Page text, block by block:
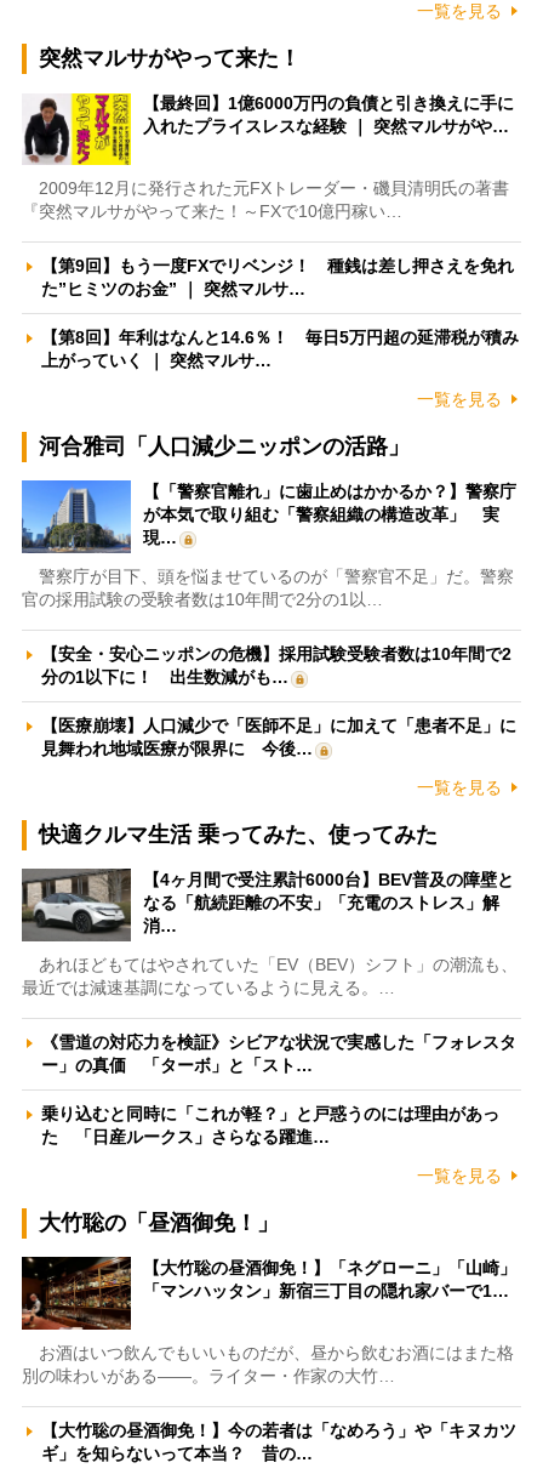
一覧を見る
突然マルサがやって来た！
【最終回】1億6000万円の負債と引き換えに手に
入れたプライスレスな経験 ｜ 突然マルサがや…
2009年12月に発行された元FXトレーダー・磯貝清明氏の著書
『突然マルサがやって来た！～FXで10億円稼い…
【第9回】もう一度FXでリベンジ！ 種銭は差し押さえを免れ
た”ヒミツのお金” ｜ 突然マルサ…
【第8回】年利はなんと14.6％！ 毎日5万円超の延滞税が積み
上がっていく ｜ 突然マルサ…
一覧を見る
河合雅司「人口減少ニッポンの活路」
【「警察官離れ」に歯止めはかかるか？】警察庁
が本気で取り組む「警察組織の構造改革」 実
現…
警察庁が目下、頭を悩ませているのが「警察官不足」だ。警察
官の採用試験の受験者数は10年間で2分の1以…
【安全・安心ニッポンの危機】採用試験受験者数は10年間で2
分の1以下に！ 出生数減がも…
【医療崩壊】人口減少で「医師不足」に加えて「患者不足」に
見舞われ地域医療が限界に 今後…
一覧を見る
快適クルマ生活 乗ってみた、使ってみた
【4ヶ月間で受注累計6000台】BEV普及の障壁と
なる「航続距離の不安」「充電のストレス」解
消…
あれほどもてはやされていた「EV（BEV）シフト」の潮流も、
最近では減速基調になっているように見える。…
《雪道の対応力を検証》シビアな状況で実感した「フォレスタ
ー」の真価 「ターボ」と「スト…
乗り込むと同時に「これが軽？」と戸惑うのには理由があっ
た 「日産ルークス」さらなる躍進…
一覧を見る
大竹聡の「昼酒御免！」
【大竹聡の昼酒御免！】「ネグローニ」「山崎」
「マンハッタン」新宿三丁目の隠れ家バーで1…
お酒はいつ飲んでもいいものだが、昼から飲むお酒にはまた格
別の味わいがある――。ライター・作家の大竹…
【大竹聡の昼酒御免！】今の若者は「なめろう」や「キヌカツ
ギ」を知らないって本当？ 昔の…